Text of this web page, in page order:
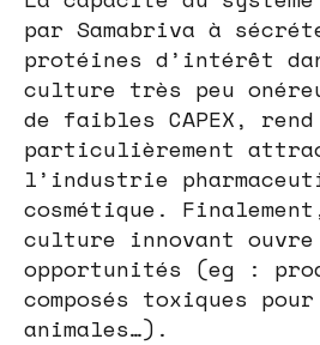
par Samabriva à
protéines d’intérêt
culture très peu
de faibles CAPEX,
particulièrement
l’industrie
cosmétique.
culture innovant
opportunités (eg :
composés toxiques
animales…).